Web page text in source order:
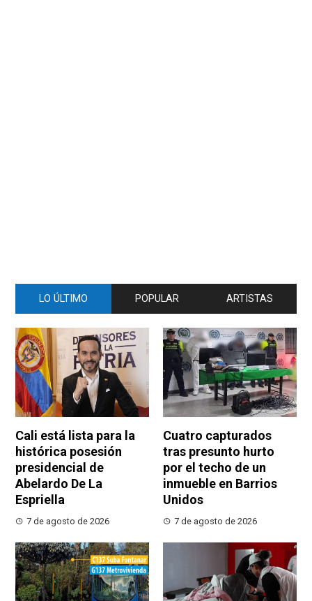
LO ÚLTIMO POPULAR ARTISTAS
Cali está lista para la
histórica posesión
presidencial de
Abelardo De La
Espriella
7 de agosto de 2026
Cuatro capturados
tras presunto hurto
por el techo de un
inmueble en Barrios
Unidos
7 de agosto de 2026